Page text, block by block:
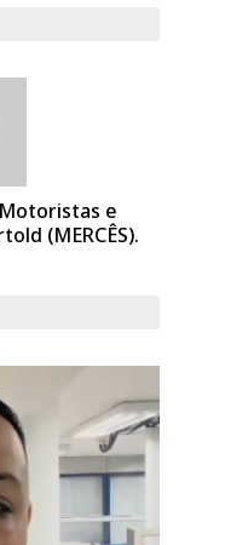
e
(MERCÊS).